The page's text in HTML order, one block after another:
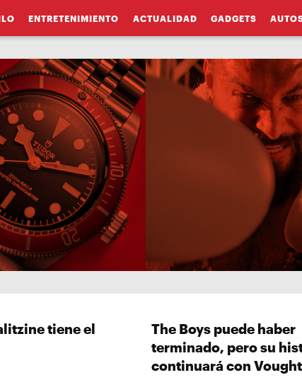
ENTRETENIMIENTO ACTUALIDAD GADGETS
tiene el
The Boys puede haber
terminado, pero su
continuará con